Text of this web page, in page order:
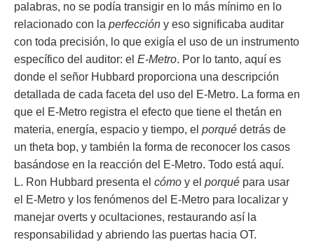
palabras, no se podía transigir en lo más mínimo en lo
relacionado con la perfección y eso significaba auditar
con toda precisión, lo que exigía el uso de un instrumento
específico del auditor: el E-Metro. Por lo tanto, aquí es
donde el señor Hubbard proporciona una descripción
detallada de cada faceta del uso del E-Metro. La forma en
que el E-Metro registra el efecto que tiene el thetán en
materia, energía, espacio y tiempo, el porqué detrás de
un theta bop, y también la forma de reconocer los casos
basándose en la reacción del E-Metro. Todo está aquí.
L. Ron Hubbard presenta el cómo y el porqué para usar
el E-Metro y los fenómenos del E-Metro para localizar y
manejar overts y ocultaciones, restaurando así la
responsabilidad y abriendo las puertas hacia OT.